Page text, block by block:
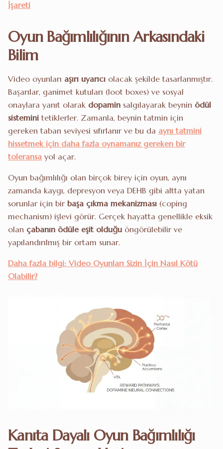
İşareti
Oyun Bağımlılığının Arkasındaki
Bilim
Video oyunları aşırı uyarıcı olacak şekilde tasarlanmıştır.
Başarılar, ganimet kutuları (loot boxes) ve sosyal
onaylara yanıt olarak dopamin salgılayarak beynin ödül
sistemini tetiklerler. Zamanla, beynin tatmin için
gereken taban seviyesi sıfırlanır ve bu da aynı tatmini
hissetmek için daha fazla oynamanız gereken bir
toleransa yol açar.
Oyun bağımlılığı olan birçok birey için oyun, aynı
zamanda kaygı, depresyon veya DEHB gibi altta yatan
sorunlar için bir başa çıkma mekanizması (coping
mechanism) işlevi görür. Gerçek hayatta genellikle eksik
olan çabanın ödüle eşit olduğu öngörülebilir ve
yapılandırılmış bir ortam sunar.
Daha fazla bilgi: Video Oyunları Sizin İçin Nasıl Kötü
Olabilir?
Kanıta Dayalı Oyun Bağımlılığı